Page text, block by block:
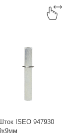
ISEO 947930